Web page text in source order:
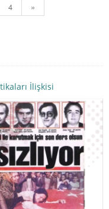
4 »
İlişkisi